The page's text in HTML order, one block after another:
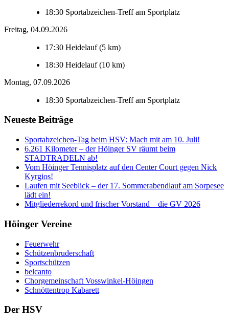
18:30 Sportabzeichen-Treff am Sportplatz
Freitag, 04.09.2026
17:30 Heidelauf (5 km)
18:30 Heidelauf (10 km)
Montag, 07.09.2026
18:30 Sportabzeichen-Treff am Sportplatz
Neueste Beiträge
Sportabzeichen-Tag beim HSV: Mach mit am 10. Juli!
6.261 Kilometer – der Höinger SV räumt beim
STADTRADELN ab!
Vom Höinger Tennisplatz auf den Center Court gegen Nick
Kyrgios!
Laufen mit Seeblick – der 17. Sommerabendlauf am Sorpesee
lädt ein!
Mitgliederrekord und frischer Vorstand – die GV 2026
Höinger Vereine
Feuerwehr
Schützenbruderschaft
Sportschützen
belcanto
Chorgemeinschaft Vosswinkel-Höingen
Schnöttentrop Kabarett
Der HSV